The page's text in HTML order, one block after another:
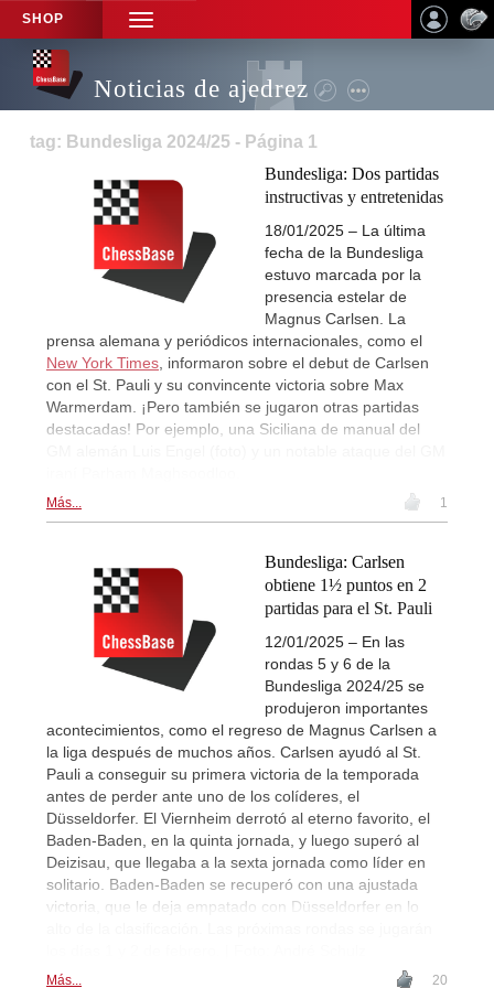
SHOP
TOGGLE
NAVIGATION
Noticias de ajedrez
tag: Bundesliga 2024/25 - Página 1
Bundesliga: Dos partidas
instructivas y entretenidas
18/01/2025 – La última
fecha de la Bundesliga
estuvo marcada por la
presencia estelar de
Magnus Carlsen. La
prensa alemana y periódicos internacionales, como el
New York Times , informaron sobre el debut de Carlsen
con el St. Pauli y su convincente victoria sobre Max
Warmerdam. ¡Pero también se jugaron otras partidas
destacadas! Por ejemplo, una Siciliana de manual del
Más... 1
Bundesliga: Carlsen
obtiene 1½ puntos en 2
partidas para el St. Pauli
12/01/2025 – En las
rondas 5 y 6 de la
Bundesliga 2024/25 se
produjeron importantes
acontecimientos, como el regreso de Magnus Carlsen a
la liga después de muchos años. Carlsen ayudó al St.
Pauli a conseguir su primera victoria de la temporada
antes de perder ante uno de los colíderes, el
Düsseldorfer. El Viernheim derrotó al eterno favorito, el
Baden-Baden, en la quinta jornada, y luego superó al
Deizisau, que llegaba a la sexta jornada como líder en
solitario. Baden-Baden se recuperó con una ajustada
victoria, que le deja empatado con Düsseldorfer en lo
Más... 20